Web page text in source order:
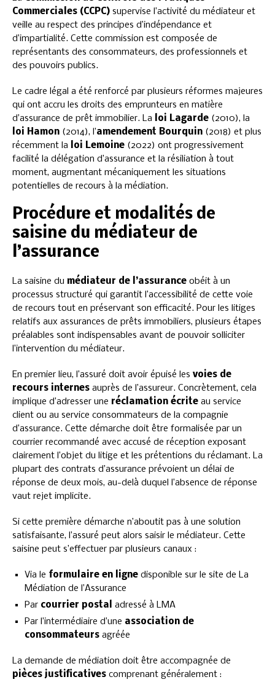
Commerciales (CCPC) supervise l’activité du médiateur et
veille au respect des principes d’indépendance et
d’impartialité. Cette commission est composée de
représentants des consommateurs, des professionnels et
des pouvoirs publics.
Le cadre légal a été renforcé par plusieurs réformes majeures
qui ont accru les droits des emprunteurs en matière
d’assurance de prêt immobilier. La
loi Lagarde (2010), la
loi Hamon (2014), l’amendement Bourquin (2018) et plus
récemment la
loi Lemoine (2022) ont progressivement
facilité la délégation d’assurance et la résiliation à tout
moment, augmentant mécaniquement les situations
potentielles de recours à la médiation.
Procédure et modalités de
saisine du médiateur de
l’assurance
La saisine du médiateur de l’assurance obéit à un
processus structuré qui garantit l’accessibilité de cette voie
de recours tout en préservant son efficacité. Pour les litiges
relatifs aux assurances de prêts immobiliers, plusieurs étapes
préalables sont indispensables avant de pouvoir solliciter
l’intervention du médiateur.
En premier lieu, l’assuré doit avoir épuisé les voies de
recours internes auprès de l’assureur. Concrètement, cela
implique d’adresser une réclamation écrite au service
client ou au service consommateurs de la compagnie
d’assurance. Cette démarche doit être formalisée par un
courrier recommandé avec accusé de réception exposant
clairement l’objet du litige et les prétentions du réclamant. La
plupart des contrats d’assurance prévoient un délai de
réponse de deux mois, au-delà duquel l’absence de réponse
vaut rejet implicite.
Si cette première démarche n’aboutit pas à une solution
satisfaisante, l’assuré peut alors saisir le médiateur. Cette
saisine peut s’effectuer par plusieurs canaux :
Via le formulaire en ligne disponible sur le site de La
Médiation de l’Assurance
Par courrier postal
adressé à LMA
Par l’intermédiaire d’une association de
consommateurs agréée
La demande de médiation doit être accompagnée de
pièces justificatives comprenant généralement :